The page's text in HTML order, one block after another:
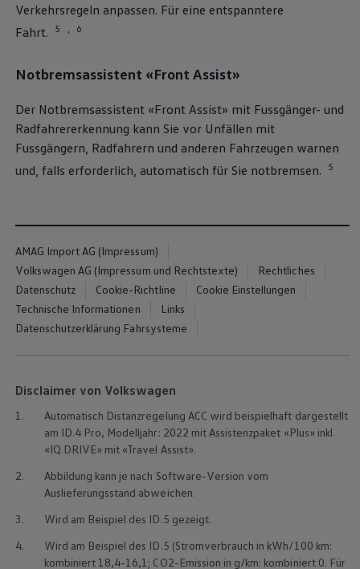
Verkehrsregeln anpassen. Für eine entspanntere
Fahrt.
5 6
Notbremsassistent «Front Assist»
Der Notbremsassistent «Front Assist» mit Fussgänger- und
Radfahrererkennung kann Sie vor Unfällen mit
Fussgängern, Radfahrern und anderen Fahrzeugen warnen
und, falls erforderlich, automatisch für Sie notbremsen.
5
AMAG Import AG (Impressum)
Volkswagen AG (Impressum und Rechtstexte)
Rechtliches
Datenschutz
Cookie-Richtline
Cookie Einstellungen
Technische Informationen
Links
Datenschutzerklärung Fahrsysteme
Disclaimer von Volkswagen
1.
Automatisch Distanzregelung ACC wird beispielhaft dargestellt
am ID.4 Pro, Modelljahr: 2022 mit Assistenzpaket «Plus» inkl.
«IQ.DRIVE» mit «Travel Assist».
2.
Abbildung kann je nach Software-Version vom
Auslieferungsstand abweichen.
3.
Wird am Beispiel des ID.5 gezeigt.
4.
Wird am Beispiel des ID.5 (Stromverbrauch in kWh/100 km:
kombiniert 18,4-16,1; CO2-Emission in g/km: kombiniert 0. Für